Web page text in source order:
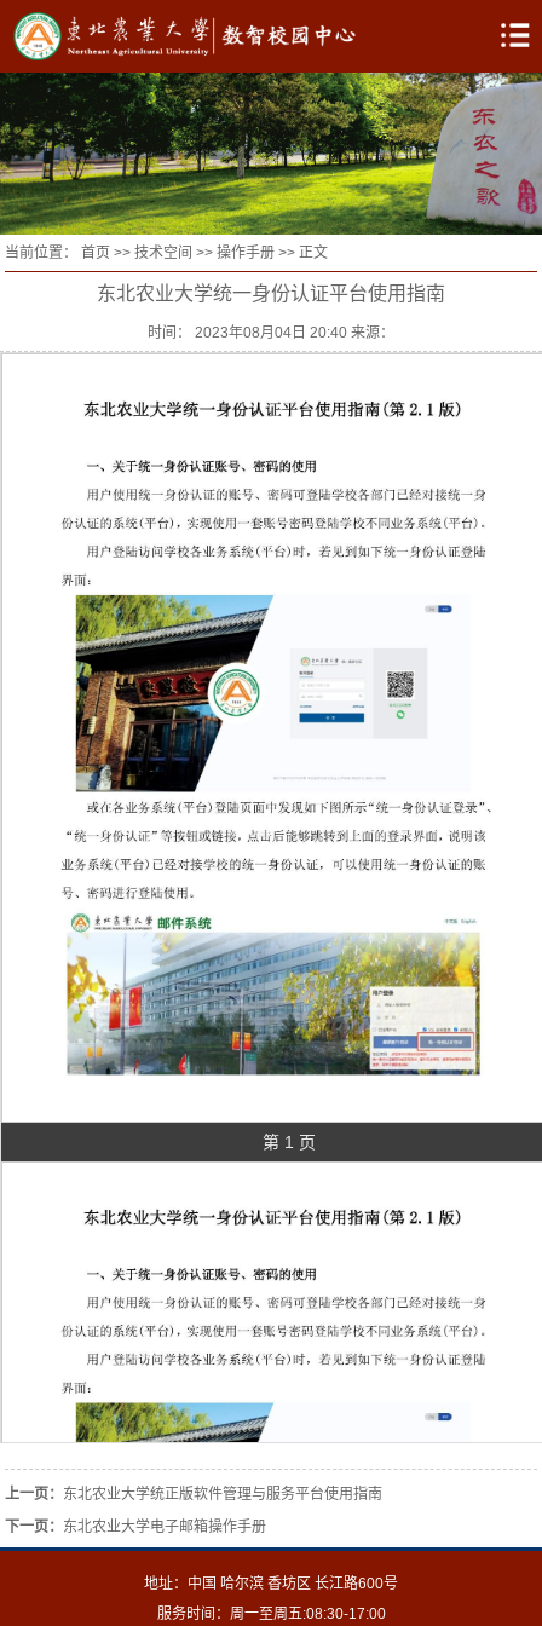
当前位置：首页 >>技术空间 >>操作手册 >> 正文
东北农业大学统一身份认证平台使用指南
时间： 2023年08月04日 20:40 来源：
第 1 页
上一页： 东北农业大学统正版软件管理与服务平台使用指南
下一页： 东北农业大学电子邮箱操作手册
地址：中国 哈尔滨 香坊区 长江路600号
服务时间：周一至周五:08:30-17:00